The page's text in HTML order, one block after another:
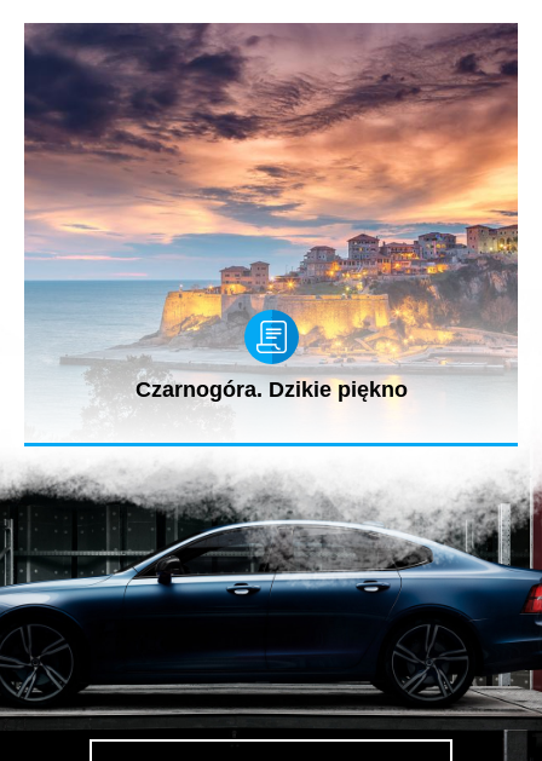
Słynny muzyk rockowy i działacz ochrony środowiska Antonije
Pušić znany pod...
Czarnogóra. Dzikie piękno
Od szmaragdu i lazuru morskiego wybrzeża po dzikie góry
interioru z kanionami...